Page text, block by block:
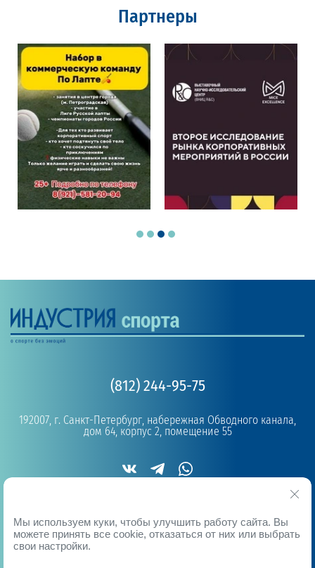
Партнеры
(812) 244-95-75
192007, г. Санкт-Петербург, набережная Обводного канала,
дом 64, корпус 2, помещение 55
Мы используем куки, чтобы улучшить работу сайта. Вы
можете принять все cookie, отказаться от них или выбрать
свои настройки.